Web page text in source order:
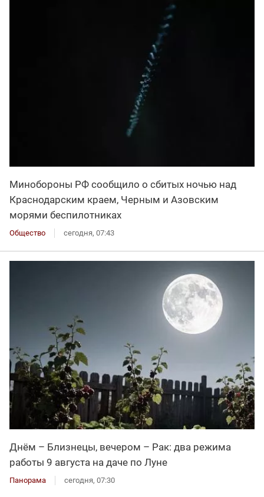
Минобороны РФ сообщило о сбитых ночью над
Краснодарским краем, Черным и Азовским
морями беспилотниках
Общество сегодня, 07:43
Днём – Близнецы, вечером – Рак: два режима
работы 9 августа на даче по Луне
Панорама сегодня, 07:30